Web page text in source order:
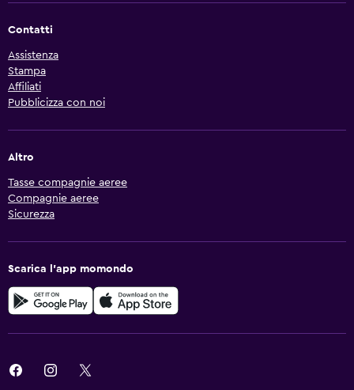
Contatti
Assistenza
Stampa
Affiliati
Pubblicizza con noi
Altro
Tasse compagnie aeree
Compagnie aeree
Sicurezza
Scarica l'app momondo